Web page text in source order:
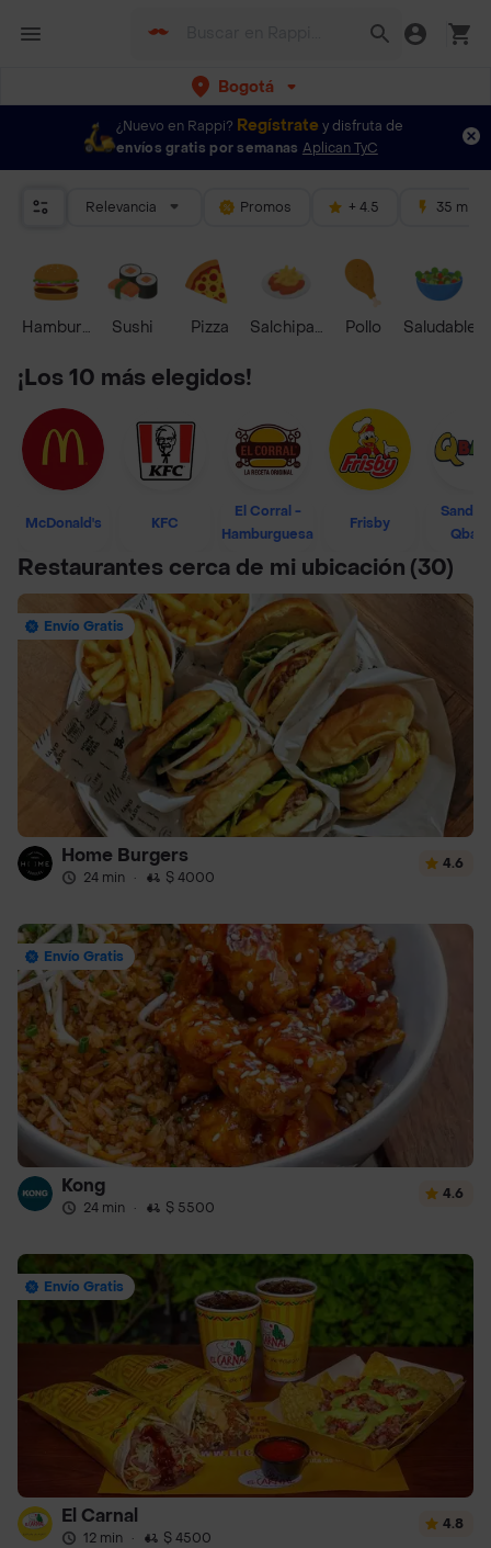
Bogotá
¿Nuevo en Rappi? Regístrate y disfruta de
envíos gratis por semanas Aplican TyC
Relevancia Promos + 4.5 35 mins
HamburguesaSushi Pizza Salchipapas Pollo Saludable
¡Los 10 más elegidos!
McDonald's KFC
El Corral -
Hamburguesa
Frisby
Restaurantes cerca de mi ubicación (30)
Envío Gratis
Home Burgers
24 min · $ 4000
4.6
Envío Gratis
Kong
24 min · $ 5500
4.6
Envío Gratis
El Carnal
12 min · $ 4500
4.8